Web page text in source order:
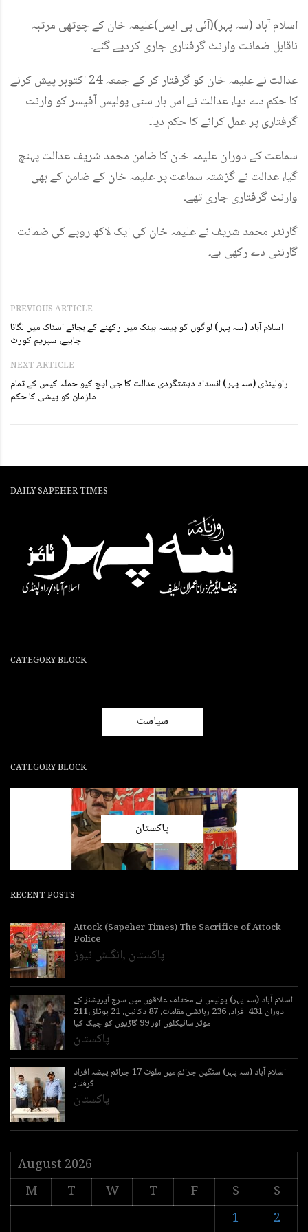
اسلام آباد (سہ پہر)(آئی پی ایس)علیمہ خان کے چوتھی مرتبہ
ناقابل ضمانت وارنٹ گرفتاری جاری کردیے گئے۔
عدالت نے علیمہ خان کو گرفتار کر کے جمعہ 24 اکتوبر پیش کرنے
کا حکم دے دیا، عدالت نے اس بار سٹی پولیس آفیسر کو وارنٹ
گرفتاری پر عمل کرانے کا حکم دیا۔
سماعت کے دوران علیمہ خان کا ضامن محمد شریف عدالت پہنچ
گیا، عدالت نے گزشتہ سماعت پر علیمہ خان کے ضامن کے بھی
وارنٹ گرفتاری جاری تھے۔
گارنٹر محمد شریف نے علیمہ خان کی ایک لاکھ روپے کی ضمانت
گارنٹی دے رکھی ہے۔
PREVIOUS ARTICLE
اسلام آباد (سہ پہر) لوگوں کو پیسہ بینک میں رکھنے کے بجائے اسٹاک میں لگانا
چاہیے، سپریم کورٹ
NEXT ARTICLE
راولپنڈی (سہ پہر) انسداد دہشتگردی عدالت کا جی ایچ کیو حملہ کیس کے تمام
ملزمان کو پیشی کا حکم
DAILY SAPEHER TIMES
CATEGORY BLOCK
سیاست
CATEGORY BLOCK
پاکستان
RECENT POSTS
Attock (Sapeher Times) The Sacrifice of Attock
Police
انگلش نیوز, پاکستان
اسلام آباد (سہ پہر) پولیس نے مختلف علاقوں میں سرچ آپریشنز کے
دوران 431 افراد، 236 رہائشی مقامات، 87 دکانیں، 21 ہوٹلز ،211
موٹر سائیکلوں اور 99 گاڑیوں کو چیک کیا
پاکستان
اسلام آباد (سہ پہر) سنگین جرائم میں ملوث 17 جرائم پیشہ افراد
گرفتار
پاکستان
August 2026
M
T W T F S
S
1
2